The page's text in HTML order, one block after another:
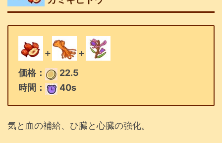
＋
＋
価格：
22.5
時間：
40s
気と血の補給、ひ臓と心臓の強化。